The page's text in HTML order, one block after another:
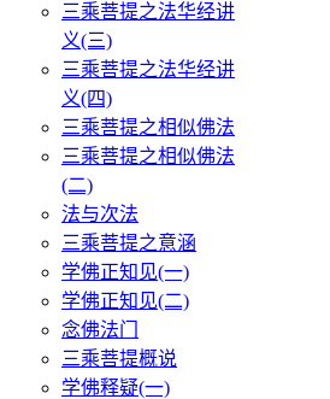
三乘菩提之法华经讲
义(三)
三乘菩提之法华经讲
义(四)
三乘菩提之相似佛法
三乘菩提之相似佛法
(二)
法与次法
三乘菩提之意涵
学佛正知见(一)
学佛正知见(二)
念佛法门
三乘菩提概说
学佛释疑(一)